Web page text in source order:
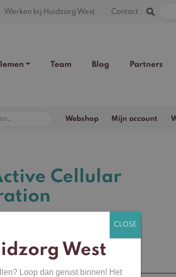
Werken bij Huidzorg West Contact
Team Blog Partners
Zoeken
Webshop Mijn account
Cellular
West
Loop dan gerust binnen! Het